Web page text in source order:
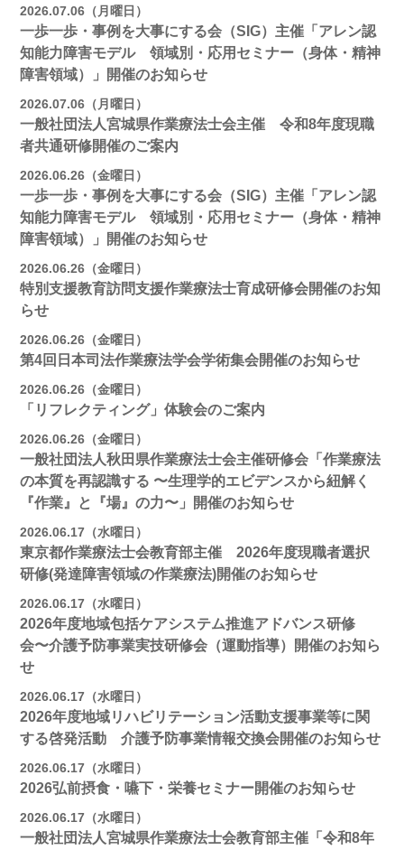
2026.07.06（月曜日）
一歩一歩・事例を大事にする会（SIG）主催「アレン認
知能力障害モデル 領域別・応用セミナー（身体・精神
障害領域）」開催のお知らせ
2026.07.06（月曜日）
一般社団法人宮城県作業療法士会主催 令和8年度現職
者共通研修開催のご案内
2026.06.26（金曜日）
一歩一歩・事例を大事にする会（SIG）主催「アレン認
知能力障害モデル 領域別・応用セミナー（身体・精神
障害領域）」開催のお知らせ
2026.06.26（金曜日）
特別支援教育訪問支援作業療法士育成研修会開催のお知
らせ
2026.06.26（金曜日）
第4回日本司法作業療法学会学術集会開催のお知らせ
2026.06.26（金曜日）
「リフレクティング」体験会のご案内
2026.06.26（金曜日）
一般社団法人秋田県作業療法士会主催研修会「作業療法
の本質を再認識する 〜生理学的エビデンスから紐解く
『作業』と『場』の力〜」開催のお知らせ
2026.06.17（水曜日）
東京都作業療法士会教育部主催 2026年度現職者選択
研修(発達障害領域の作業療法)開催のお知らせ
2026.06.17（水曜日）
2026年度地域包括ケアシステム推進アドバンス研修
会〜介護予防事業実技研修会（運動指導）開催のお知ら
せ
2026.06.17（水曜日）
2026年度地域リハビリテーション活動支援事業等に関
する啓発活動 介護予防事業情報交換会開催のお知らせ
2026.06.17（水曜日）
2026弘前摂食・嚥下・栄養セミナー開催のお知らせ
2026.06.17（水曜日）
一般社団法人宮城県作業療法士会教育部主催「令和8年